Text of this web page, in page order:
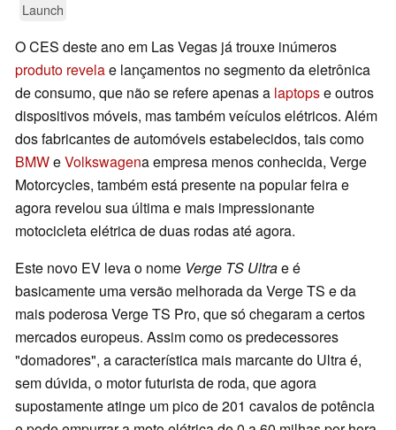
Launch
O CES deste ano em Las Vegas já trouxe inúmeros
produto revelae lançamentos no segmento da eletrônica
de consumo, que não se refere apenas a laptopse outros
dispositivos móveis, mas também veículos elétricos. Além
dos fabricantes de automóveis estabelecidos, tais como
BMWeVolkswagena empresa menos conhecida, Verge
Motorcycles, também está presente na popular feira e
agora revelou sua última e mais impressionante
motocicleta elétrica de duas rodas até agora.
Este novo EV leva o nome Verge TS Ultrae é
basicamente uma versão melhorada da Verge TS e da
mais poderosa Verge TS Pro, que só chegaram a certos
mercados europeus. Assim como os predecessores
"domadores", a característica mais marcante do Ultra é,
sem dúvida, o motor futurista de roda, que agora
supostamente atinge um pico de 201 cavalos de potência